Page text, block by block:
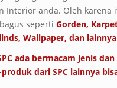
Interior anda. Oleh karena
seperti Gorden,
Wallpaper, dan lainnya
ada bermacam jenis
dari SPC lainnya